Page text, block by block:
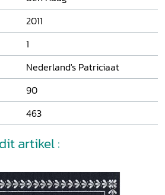
2011
1
Nederland's Patriciaat
90
463
artikel :